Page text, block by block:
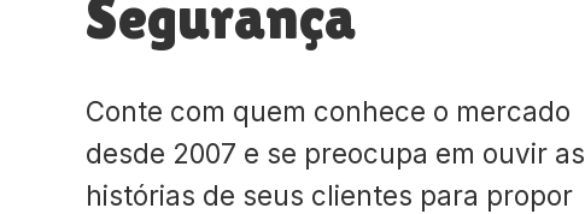
Segurança
Conte com quem conhece o mercado
desde 2007 e se preocupa em ouvir as
histórias de seus clientes para propor